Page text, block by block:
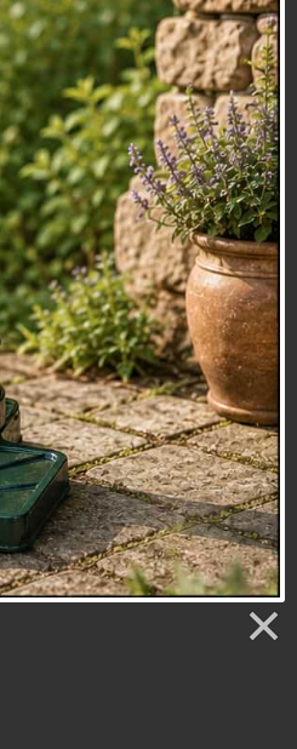
Creek, se vyznačuje
nevtíravé vůně. Tento
špičkových ingrediencích.
do aromalampy, vhodného
díky ní, bude krásné linout
je 50 – 80 hodin, podle
vosku.
6 kousků.